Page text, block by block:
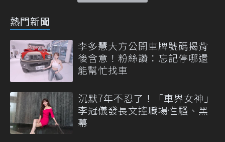
熱門新聞
李多慧大方公開車牌號碼揭背
後含意！粉絲讚：忘記停哪還
能幫忙找車
沉默7年不忍了！「車界女神」
李冠儀發長文控職場性騷、黑
幕